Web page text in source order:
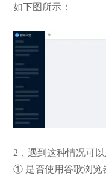
如下图所示：
2，遇到这种情况可
① 是否使用谷歌浏览